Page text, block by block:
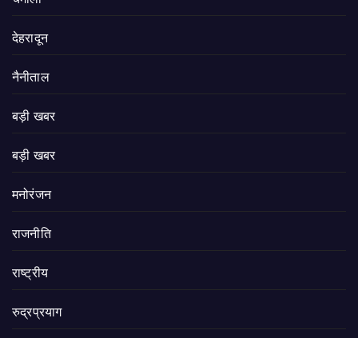
देहरादून
नैनीताल
बड़ी खबर
बड़ी खबर
मनोरंजन
राजनीति
राष्ट्रीय
रुद्रप्रयाग